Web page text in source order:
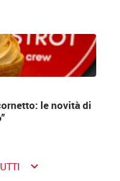
le novità di
keyboard_arrow_down